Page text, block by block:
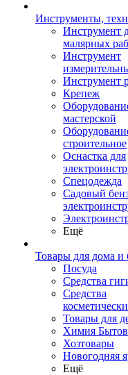
Инструменты,
Инструмент
малярных
Инструмент
Инструмент
Крепеж
мастерской
строительное
Оснастка для
Спецодежда
Садовый
Ещё
Товары для дома и
Посуда
Средства
Средства
Товары для
Химия
Хозтовары
Новогодняя
Ещё